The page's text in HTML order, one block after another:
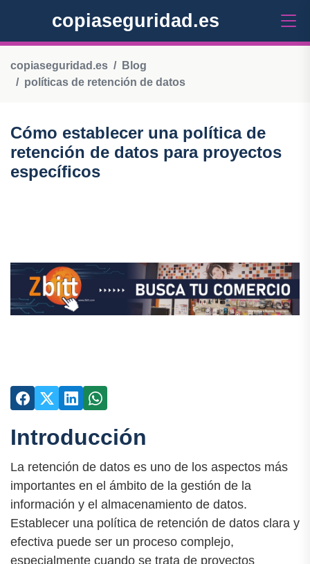
copiaseguridad.es
copiaseguridad.es
Blog
políticas de retención de datos
Cómo establecer una política de
retención de datos para proyectos
específicos
Introducción
La retención de datos es uno de los aspectos más
importantes en el ámbito de la gestión de la
información y el almacenamiento de datos.
Establecer una política de retención de datos clara y
efectiva puede ser un proceso complejo,
especialmente cuando se trata de proyectos